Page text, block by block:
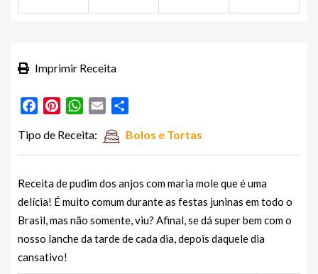
Imprimir Receita
FacebookPinterestWhatsApp
Email
Tipo de Receita: Bolos e Tortas
Receita de pudim dos anjos com maria mole que é uma
delícia! É muito comum durante as festas juninas em todo o
Brasil, mas não somente, viu? Afinal, se dá super bem com o
nosso lanche da tarde de cada dia, depois daquele dia
cansativo!